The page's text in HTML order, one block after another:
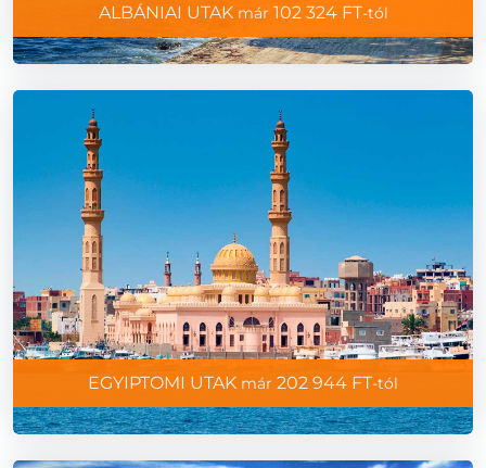
ALBÁNIAI UTAK már 102 324 FT-tól
EGYIPTOMI UTAK már 202 944 FT-tól